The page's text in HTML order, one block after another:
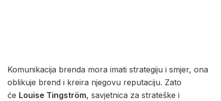
Komunikacija brenda mora imati strategiju i smjer, ona
oblikuje brend i kreira njegovu reputaciju. Zato
će Louise Tingström, savjetnica za strateške i